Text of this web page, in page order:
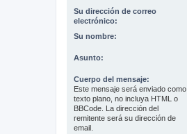
Su dirección de correo
electrónico:
Su nombre:
Asunto:
Cuerpo del mensaje:
Este mensaje será enviado como
texto plano, no incluya HTML o
BBCode. La dirección del
remitente será su dirección de
email.